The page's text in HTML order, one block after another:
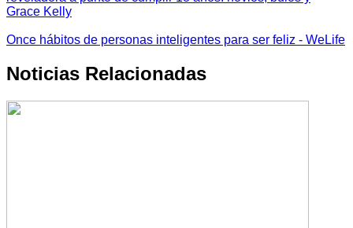
Grace Kelly
Once hábitos de personas inteligentes para ser feliz - WeLife
Noticias Relacionadas